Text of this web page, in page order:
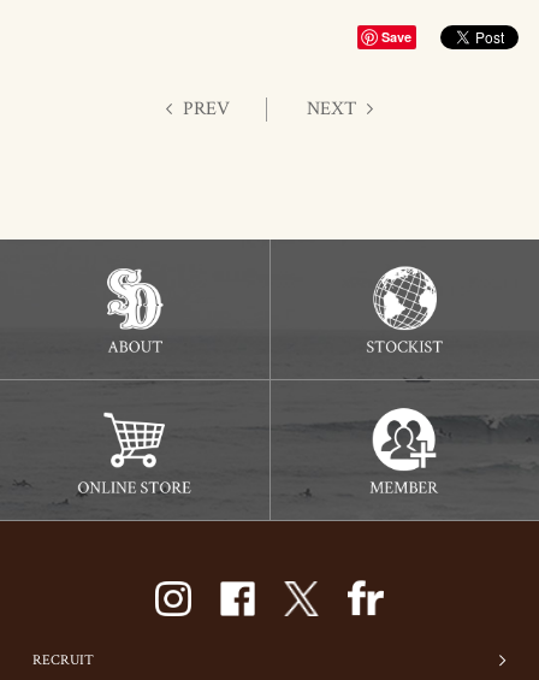
Save
PREV NEXT
RECRUIT